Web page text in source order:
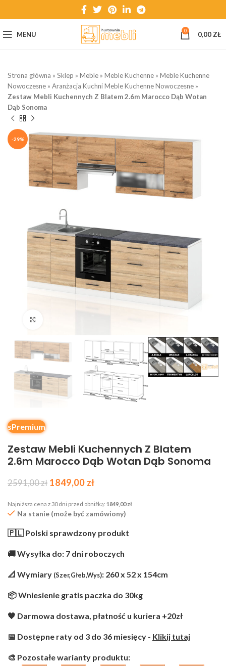
MENU 0 0,00 ZŁ
Strona główna » Sklep » Meble » Meble Kuchenne » Meble Kuchenne
Nowoczesne » Aranżacja Kuchni Meble Kuchenne Nowoczesne »
Zestaw Mebli Kuchennych Z Blatem 2.6m Marocco Dąb Wotan
Dąb Sonoma
-29%
sPremium
Zestaw Mebli Kuchennych Z Blatem
2.6m Marocco Dąb Wotan Dąb Sonoma
2591,00zł 1849,00 zł
Najniższa cena z 30 dni przed obniżką: 1849,00zł
Na stanie (może być zamówiony)
🇵🇱 Polski sprawdzony produkt
🚚 Wysyłka do: 7 dni roboczych
📐 Wymiary (Szer,Głeb,Wys): 260 x 52 x 154cm
📦 Wniesienie gratis paczka do 30kg
🧡 Darmowa dostawa, płatność u kuriera +20zł
📅 Dostępne raty od 3 do 36 miesięcy - Klikij tutaj
🎨 Pozostałe warianty produktu: